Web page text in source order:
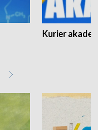
Kurier